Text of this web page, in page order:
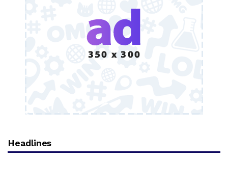
Headlines